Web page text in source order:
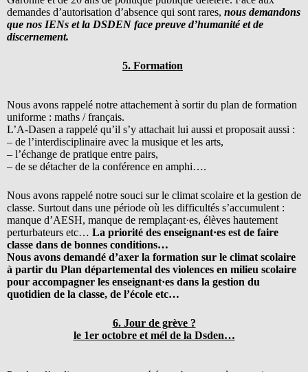
demandes d’autorisation d’absence qui sont rares, nous demandons
que nos IENs et la DSDEN face preuve d’humanité et de
discernement.
5. Formation
Nous avons rappelé notre attachement à sortir du plan de formation
uniforme : maths / français.
L’A-Dasen a rappelé qu’il s’y attachait lui aussi et proposait aussi :
– de l’interdisciplinaire avec la musique et les arts,
– l’échange de pratique entre pairs,
– de se détacher de la conférence en amphi….
Nous avons rappelé notre souci sur le climat scolaire et la gestion de
classe. Surtout dans une période où les difficultés s’accumulent :
manque d’AESH, manque de remplaçant·es, élèves hautement
perturbateurs etc… La priorité des enseignant·es est de faire
classe dans de bonnes conditions…
Nous avons demandé d’axer la formation sur le climat scolaire
à partir du Plan départemental des violences en milieu scolaire
pour accompagner les enseignant·es dans la gestion du
quotidien de la classe, de l’école etc…
6. Jour de grève ?
le 1er octobre et mél de la Dsden…